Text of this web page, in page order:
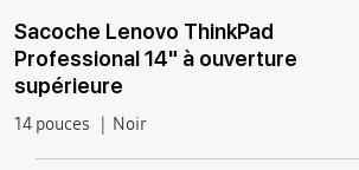
Sacoche Lenovo ThinkPad
Professional 14" à ouverture
supérieure
14 pouces Noir